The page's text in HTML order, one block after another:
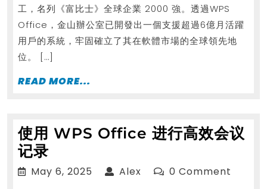
工，名列《富比士》全球企業 2000 強。透過WPS
Office，金山辦公室已開發出一個支援超過6億月活躍
用戶的系統，牢固確立了其在軟體市場的全球領先地
位。 […]
READ MORE...
使用 WPS Office 进行高效会议
记录
用
May 6, 2025 May Alex Alex 0 Comment